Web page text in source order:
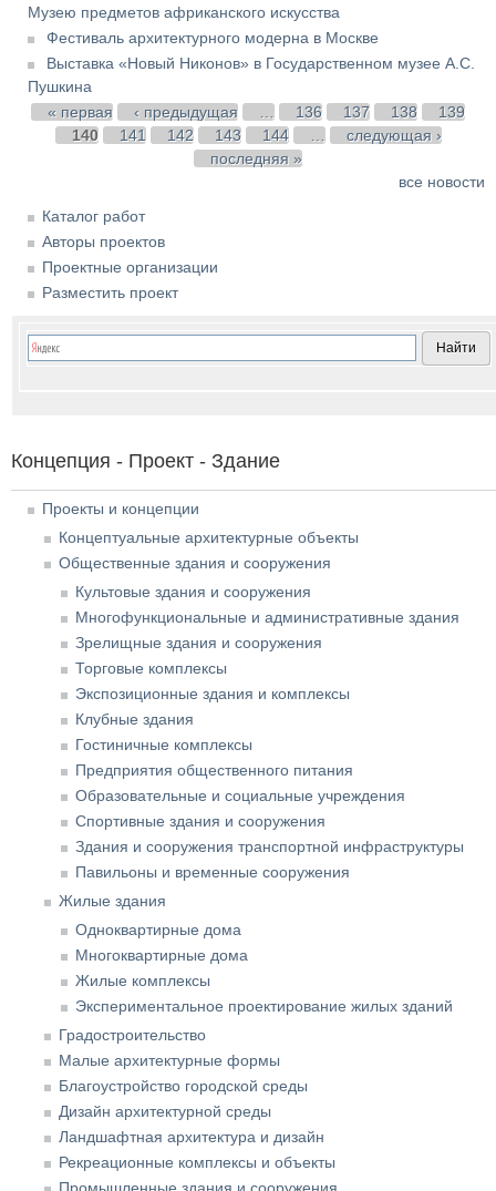
Музею предметов африканского искусства
Фестиваль архитектурного модерна в Москве
Выставка «Новый Никонов» в Государственном музее А.С.
Пушкина
Страницы
« первая ‹ предыдущая 136 137 138
139
140
141 142 143 144
следующая ›
последняя »
все новости
Каталог работ
Авторы проектов
Проектные организации
Разместить проект
Концепция - Проект - Здание
Проекты и концепции
Концептуальные архитектурные объекты
Общественные здания и сооружения
Культовые здания и сооружения
Многофункциональные и административные здания
Зрелищные здания и сооружения
Торговые комплексы
Экспозиционные здания и комплексы
Клубные здания
Гостиничные комплексы
Предприятия общественного питания
Образовательные и социальные учреждения
Спортивные здания и сооружения
Здания и сооружения транспортной инфраструктуры
Павильоны и временные сооружения
Жилые здания
Одноквартирные дома
Многоквартирные дома
Жилые комплексы
Экспериментальное проектирование жилых зданий
Градостроительство
Малые архитектурные формы
Благоустройство городской среды
Дизайн архитектурной среды
Ландшафтная архитектура и дизайн
Рекреационные комплексы и объекты